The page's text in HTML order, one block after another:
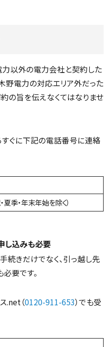
以外の電力会社と契約した
野電力の対応エリア外だった
の旨を伝えなくてはなりませ
ぐに下記の電話番号に連絡
季・年末年始を除く）
し込みも必要
続きだけでなく、引っ越し先
要です。
.net（0120-911-653）でも受